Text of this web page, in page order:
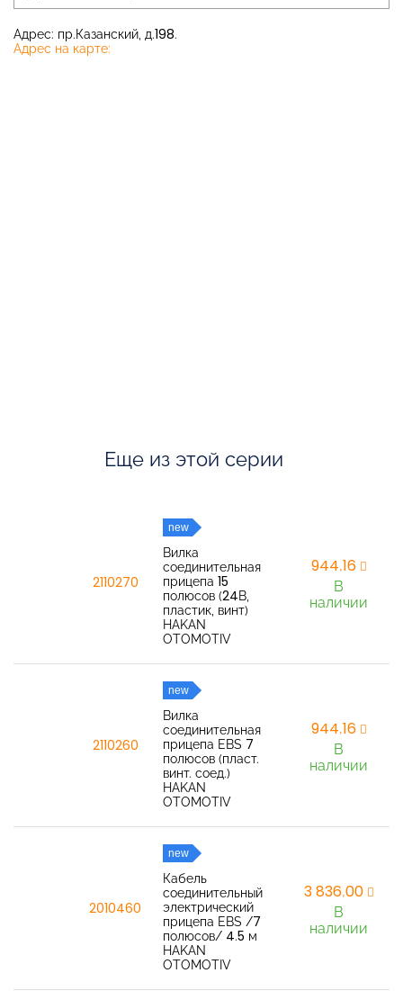
Адрес: пр.Казанский, д.198.
Адрес на карте:
Еще из этой серии
2110270
new
Вилка
соединительная
прицепа 15
полюсов (24В,
пластик, винт)
HAKAN
OTOMOTIV
944,16
В
наличии
2110260
new
Вилка
соединительная
прицепа EBS 7
полюсов (пласт.
винт. соед.)
HAKAN
OTOMOTIV
944,16
В
наличии
2010460
new
Кабель
соединительный
электрический
прицепа EBS /7
полюсов/ 4.5 м
HAKAN
OTOMOTIV
3 836,00
В
наличии